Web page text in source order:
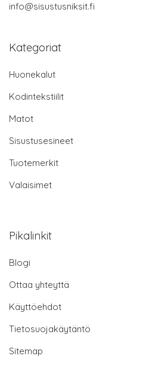
info@sisustusniksit.fi
Kategoriat
Huonekalut
Kodintekstiilit
Matot
Sisustusesineet
Tuotemerkit
Valaisimet
Pikalinkit
Blogi
Ottaa yhteyttä
Käyttöehdot
Tietosuojakäytäntö
Sitemap